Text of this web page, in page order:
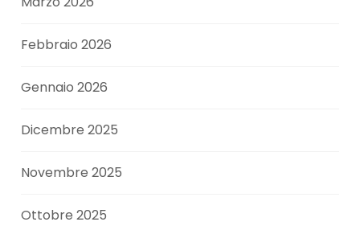
Febbraio 2026
Gennaio 2026
Dicembre 2025
Novembre 2025
Ottobre 2025